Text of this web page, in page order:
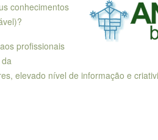
conhecimentos
profissionais
elevado nível de informação e